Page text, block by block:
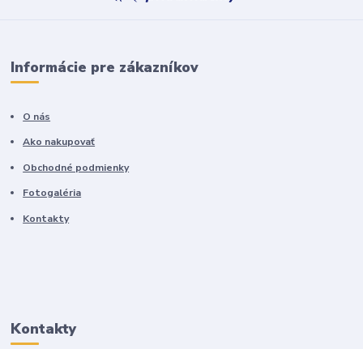
Informácie pre zákazníkov
O nás
Ako nakupovať
Obchodné podmienky
Fotogaléria
Kontakty
Kontakty